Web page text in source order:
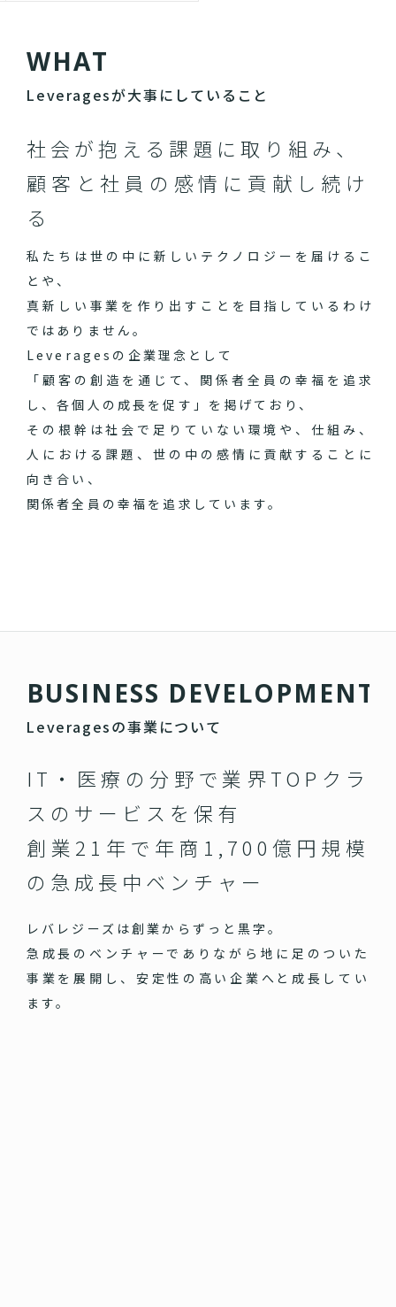
WHAT
Leveragesが大事にしていること
社会が抱える課題に取り組み、
顧客と社員の感情に貢献し続け
る
私たちは世の中に新しいテクノロジーを届けるこ
とや、
真新しい事業を作り出すことを目指しているわけ
ではありません。
Leveragesの企業理念として
「顧客の創造を通じて、関係者全員の幸福を追求
し、各個人の成長を促す」を掲げており、
その根幹は社会で足りていない環境や、仕組み、
人における課題、世の中の感情に貢献することに
向き合い、
関係者全員の幸福を追求しています。
BUSIN ESS DEVELOPM ENT
Leveragesの事業について
IT・医療の分野で業界TOPクラ
スのサービスを保有
創業21年で年商1,700億円規模
の急成長中ベンチャー
レバレジーズは創業からずっと黒字。
急成長のベンチャーでありながら地に足のついた
事業を展開し、安定性の高い企業へと成長してい
ます。